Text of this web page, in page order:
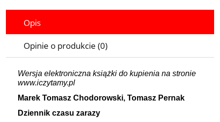
Opis
Opinie o produkcie (0)
Wersja elektroniczna książki do kupienia na stronie
www.iczytamy.pl
Marek Tomasz Chodorowski, Tomasz Pernak
Dziennik czasu zarazy